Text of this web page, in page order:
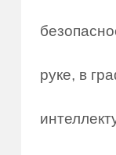
руке, в